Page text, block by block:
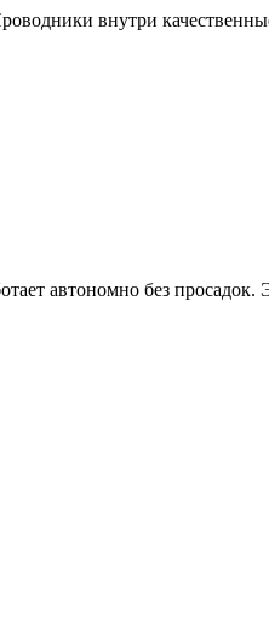
внутри
автономно без просадок.